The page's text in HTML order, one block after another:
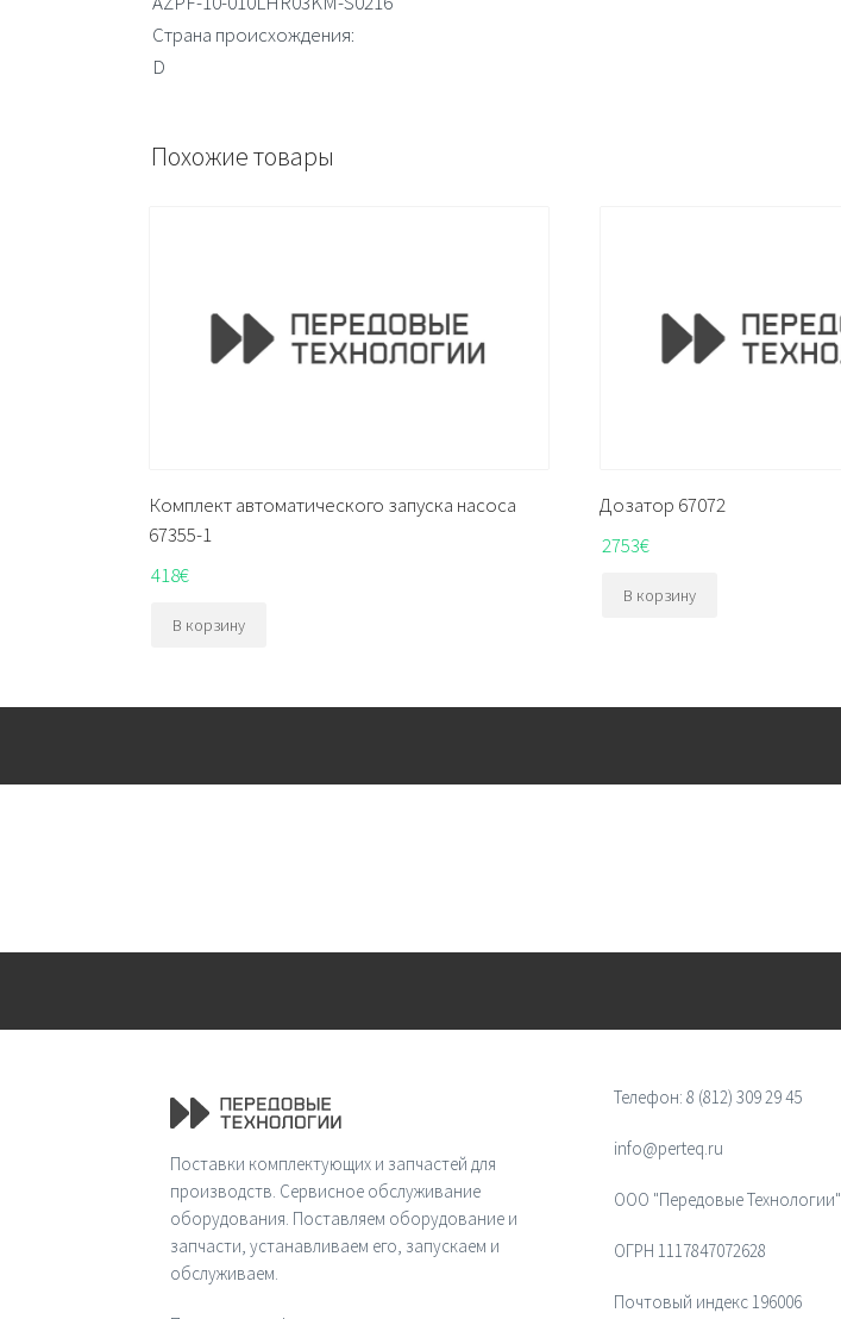
Страна происхождения:
D
Похожие товары
Комплект автоматического запуска насоса
67355-1
418€
В корзину
Дозатор 67072
2753€
В корзину
Поставки комплектующих и запчастей для
производств. Сервисное обслуживание
оборудования. Поставляем оборудование и
запчасти, устанавливаем его, запускаем и
обслуживаем.
Телефон: 8 (812) 309 29 45
info@perteq.ru
ООО "Передовые Технологии"
ОГРН 1117847072628
Почтовый индекс 196006